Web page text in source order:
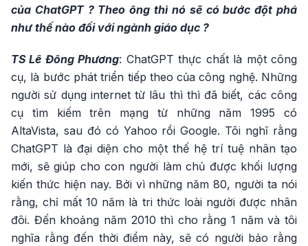
của ChatGPT ? Theo ông thì nó sẽ có bước đột phá
như thế nào đối với ngành giáo dục ?
TS Lê Đông Phương: ChatGPT thực chất là một công
cụ, là bước phát triển tiếp theo của công nghệ. Những
người sử dụng internet từ lâu thì thì đã biết, các công
cụ tìm kiếm trên mạng từ những năm 1995 có
AltaVista, sau đó có Yahoo rồi Google. Tôi nghĩ rằng
ChatGPT là đại diện cho một thế hệ trí tuệ nhân tạo
mới, sẽ giúp cho con người làm chủ được khối lượng
kiến thức hiện nay. Bởi vì những năm 80, người ta nói
rằng, chỉ mất 10 năm là tri thức loài người được nhân
đôi. Đến khoảng năm 2010 thì cho rằng 1 năm và tôi
nghĩa rằng đến thời điểm này, sẽ có người bảo rằng